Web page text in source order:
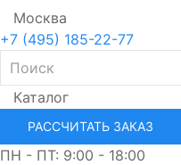
Москва
+7 (495) 185-22-77
Каталог
РАССЧИТАТЬ ЗАКАЗ
ПН - ПТ: 9:00 - 18:00